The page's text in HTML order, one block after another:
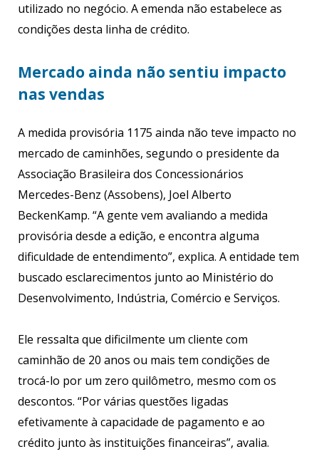
utilizado no negócio. A emenda não estabelece as
condições desta linha de crédito.
Mercado ainda não sentiu impacto
nas vendas
A medida provisória 1175 ainda não teve impacto no
mercado de caminhões, segundo o presidente da
Associação Brasileira dos Concessionários
Mercedes-Benz (Assobens), Joel Alberto
BeckenKamp. “A gente vem avaliando a medida
provisória desde a edição, e encontra alguma
dificuldade de entendimento”, explica. A entidade tem
buscado esclarecimentos junto ao Ministério do
Desenvolvimento, Indústria, Comércio e Serviços.
Ele ressalta que dificilmente um cliente com
caminhão de 20 anos ou mais tem condições de
trocá-lo por um zero quilômetro, mesmo com os
descontos. “Por várias questões ligadas
efetivamente à capacidade de pagamento e ao
crédito junto às instituições financeiras”, avalia.